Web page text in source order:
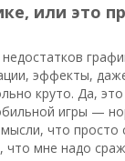
или это
эффекты,
круто. Да,
игры —
что просто
что мне надо